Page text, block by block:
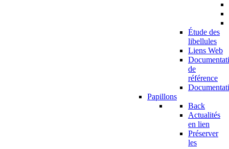
Étude des
libellules
Liens Web
de
référence
Papillons
Back
Actualités
en lien
Préserver
les